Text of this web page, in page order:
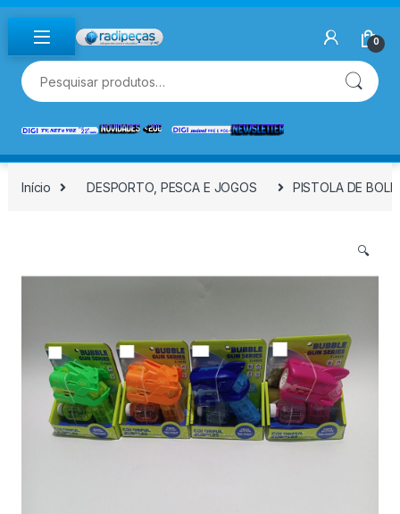
Skip to navigation
Skip to content
0
Pesquisar por:
Início DESPORTO, PESCA E JOGOS PISTOLA DE
🔍